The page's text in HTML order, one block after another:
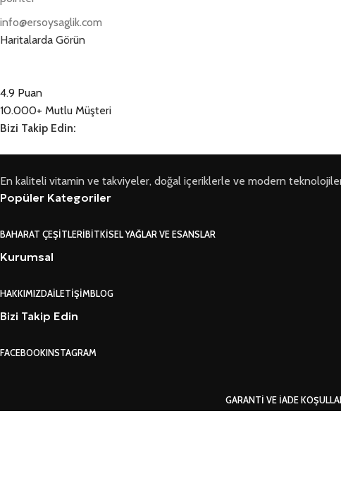
info@ersoysaglik.com
Haritalarda Görün
4.9 Puan
10.000+ Mutlu Müşteri
Bizi Takip Edin:
En kaliteli vitamin ve takviyeler, doğal içeriklerle ve modern teknolojiler
Popüler Kategoriler
BAHARAT ÇEŞITLERIBITKISEL YAĞLAR VE ESANSLAR
Kurumsal
HAKKIMIZDAİLETIŞIMBLOG
Bizi Takip Edin
FACEBOOKINSTAGRAM
GARANTI VE İADE